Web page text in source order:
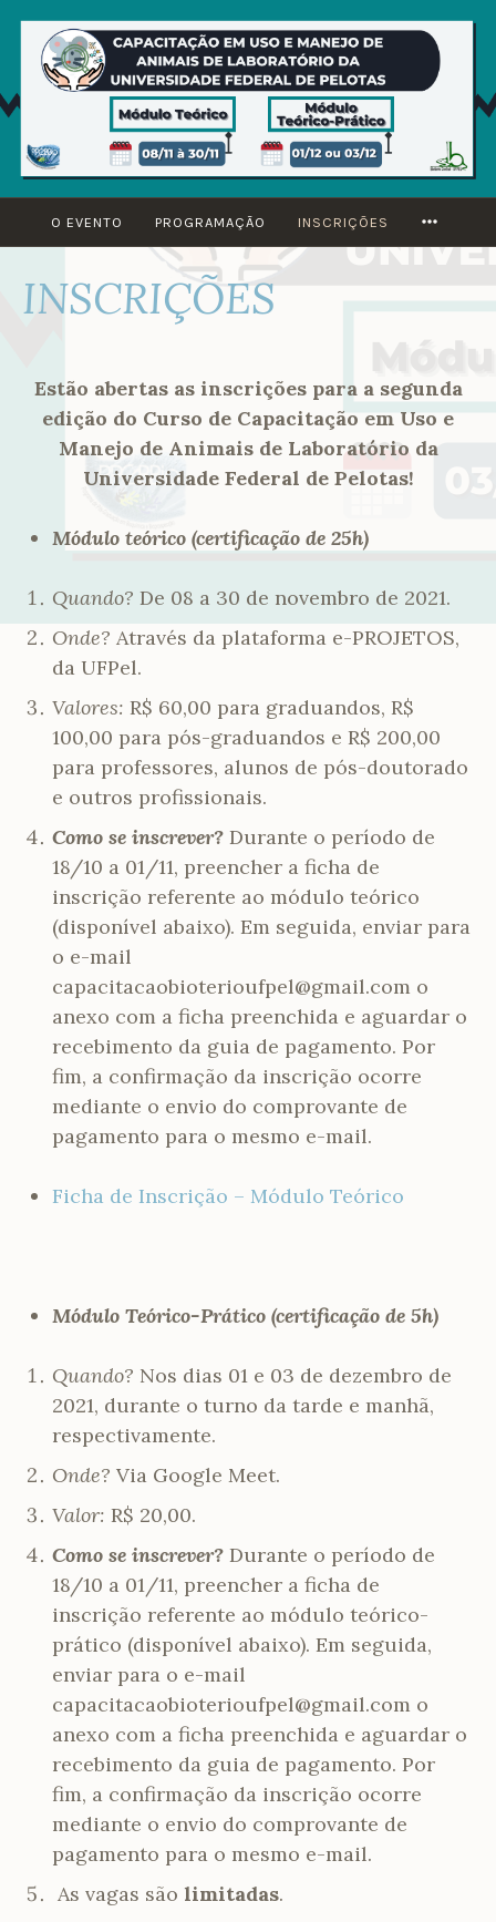
conteúdo
O EVENTO PROGRAMAÇÃO INSCRIÇÕES
INSCRIÇÕES
Estão abertas as inscrições para a segunda
edição do Curso de Capacitação em Uso e
Manejo de Animais de Laboratório da
Universidade Federal de Pelotas!
Módulo teórico (certificação de 25h)
Quando? De 08 a 30 de novembro de 2021.
Onde? Através da plataforma e-PROJETOS,
da UFPel.
Valores: R$ 60,00 para graduandos, R$
100,00 para pós-graduandos e R$ 200,00
para professores, alunos de pós-doutorado
e outros profissionais.
Como se inscrever? Durante o período de
18/10 a 01/11, preencher a ficha de
inscrição referente ao módulo teórico
(disponível abaixo). Em seguida, enviar para
o e-mail
capacitacaobioterioufpel@gmail.com o
anexo com a ficha preenchida e aguardar o
recebimento da guia de pagamento. Por
fim, a confirmação da inscrição ocorre
mediante o envio do comprovante de
pagamento para o mesmo e-mail.
Ficha de Inscrição – Módulo Teórico
Módulo Teórico-Prático (certificação de 5h)
Quando? Nos dias 01 e 03 de dezembro de
2021, durante o turno da tarde e manhã,
respectivamente.
Onde? Via Google Meet.
Valor: R$ 20,00.
Como se inscrever? Durante o período de
18/10 a 01/11, preencher a ficha de
inscrição referente ao módulo teórico-
prático (disponível abaixo). Em seguida,
enviar para o e-mail
capacitacaobioterioufpel@gmail.com o
anexo com a ficha preenchida e aguardar o
recebimento da guia de pagamento. Por
fim, a confirmação da inscrição ocorre
mediante o envio do comprovante de
pagamento para o mesmo e-mail.
As vagas são limitadas.